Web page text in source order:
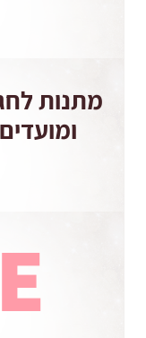
מתנות
ומועדים